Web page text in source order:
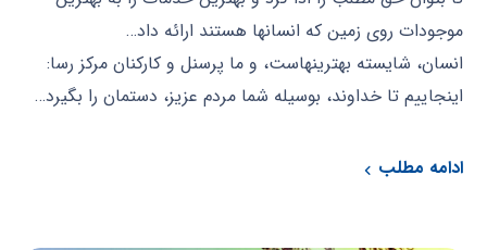
موجودات روی زمین که انسانها هستند ارائه داد…
انسان، شایسته بهترینهاست، و ما پرسنل و کارکنان مرکز رسا:
اینجاییم تا خداوند، بوسیله شما مردم عزیز، دستمان را بگیرد…
ادامه مطلب